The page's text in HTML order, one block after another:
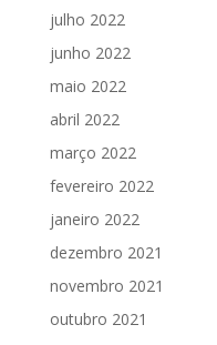
julho 2022
junho 2022
maio 2022
abril 2022
março 2022
fevereiro 2022
janeiro 2022
dezembro 2021
novembro 2021
outubro 2021